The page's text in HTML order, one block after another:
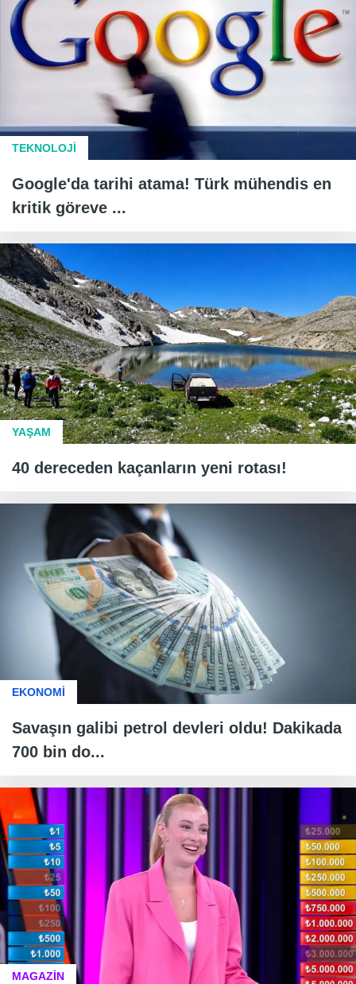
TEKNOLOJİ
Google'da tarihi atama! Türk mühendis en
kritik göreve ...
YAŞAM
40 dereceden kaçanların yeni rotası!
EKONOMİ
Savaşın galibi petrol devleri oldu! Dakikada
700 bin do...
MAGAZİN